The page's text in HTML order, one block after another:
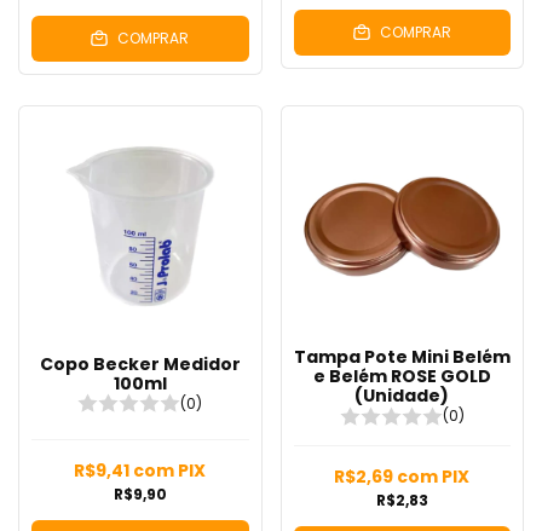
COMPRAR COMPRAR
Copo Becker Medidor
100ml
(0)
R$9,90
R$9,41 com PIX
Tampa Pote Mini Belém
e Belém ROSE GOLD
(Unidade)
(0)
R$2,83
R$2,69 com PIX